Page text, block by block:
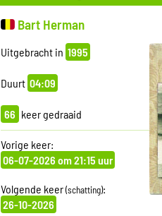
Bart Herman
Uitgebracht in 1995
Duurt 04:09
66 keer gedraaid
Vorige keer:
06-07-2026 om 21:15 uur
Volgende keer(schatting):
26-10-2026